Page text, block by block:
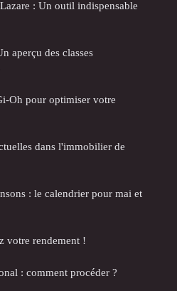
: Un outil indispensable
aperçu des classes
Oh pour optimiser votre
dans l'immobilier de
: le calendrier pour mai et
votre rendement !
: comment procéder ?